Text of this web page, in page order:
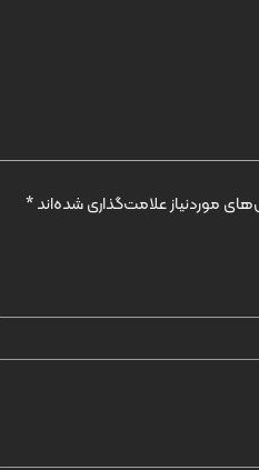
موردنیاز علامت‌گذاری شده‌اند*